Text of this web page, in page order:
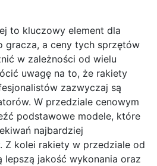
to kluczowy element dla
gracza, a ceny tych sprzętów
w zależności od wielu
uwagę na to, że rakiety
zazwyczaj są
W przedziale cenowym
podstawowe modele, które
najbardziej
Z kolei rakiety w przedziale od
lepszą jakość wykonania oraz